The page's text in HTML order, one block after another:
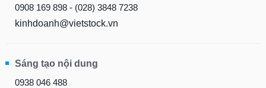
0908 169 898 - (028) 3848 7238
kinhdoanh@vietstock.vn
Sáng tạo nội dung
0938 046 488